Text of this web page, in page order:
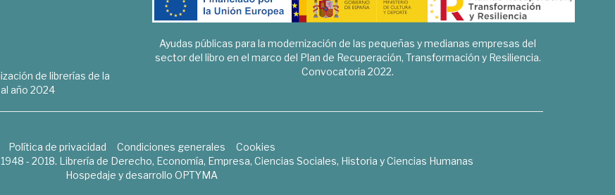
de librerías de la
año 2024
Ayudas públicas para la modernización de las pequeñas y medianas empresas del
sector del libro en el marco del Plan de Recuperación, Transformación y Resiliencia.
Convocatoria 2022.
Política de privacidad Condiciones generales
Cookies
- 2018. Librería de Derecho, Economía, Empresa, Ciencias Sociales, Historia y Ciencias Humanas
Hospedaje y desarrollo OPTYMA